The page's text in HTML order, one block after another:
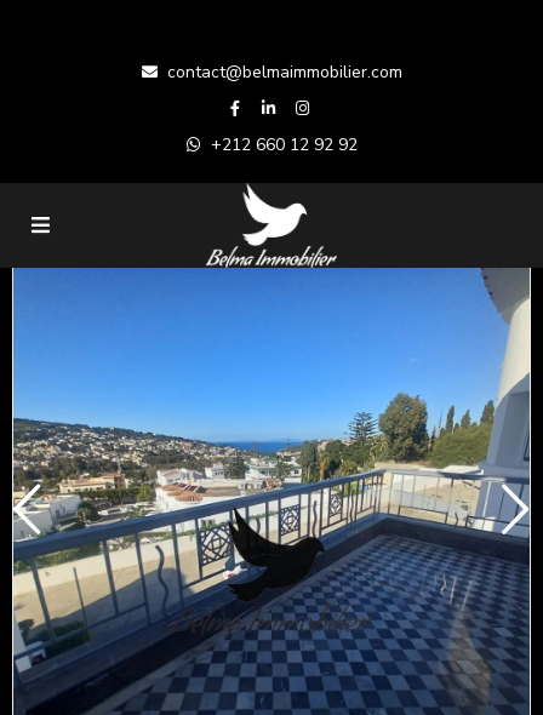
contact@belmaimmobilier.com
+212 660 12 92 92